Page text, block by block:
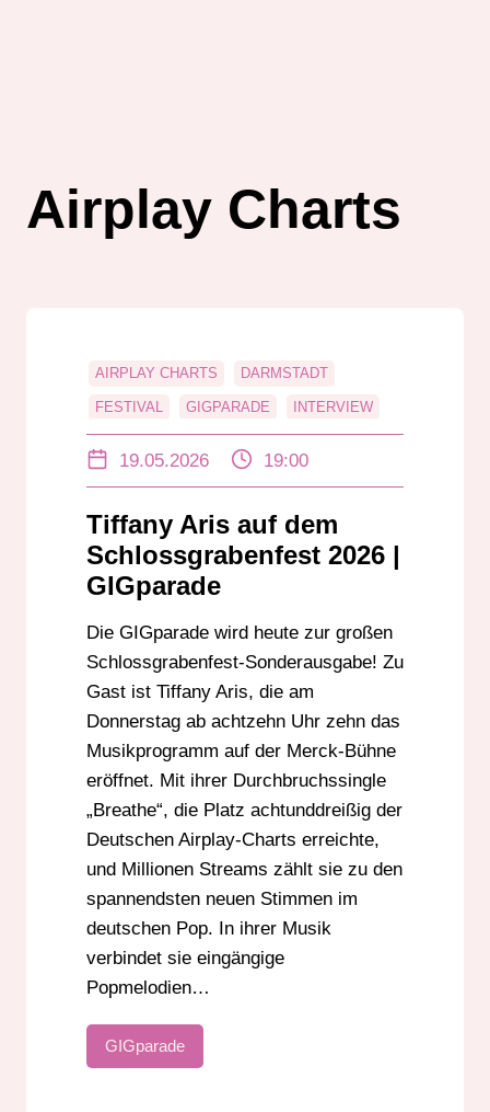
Airplay Charts
AIRPLAY CHARTS DARMSTADT
FESTIVAL GIGPARADE INTERVIEW
LIVE MUSIK
RUBEN BRÜCKNER
SCHLOSSGRABENFEST
TIFFANY ARIS
19.05.2026 19:00
Tiffany Aris auf dem
Schlossgrabenfest 2026 |
GIGparade
Die GIGparade wird heute zur großen
Schlossgrabenfest-Sonderausgabe! Zu
Gast ist Tiffany Aris, die am
Donnerstag ab achtzehn Uhr zehn das
Musikprogramm auf der Merck-Bühne
eröffnet. Mit ihrer Durchbruchssingle
„Breathe“, die Platz achtunddreißig der
Deutschen Airplay-Charts erreichte,
und Millionen Streams zählt sie zu den
spannendsten neuen Stimmen im
deutschen Pop. In ihrer Musik
verbindet sie eingängige
Popmelodien…
GIGparade